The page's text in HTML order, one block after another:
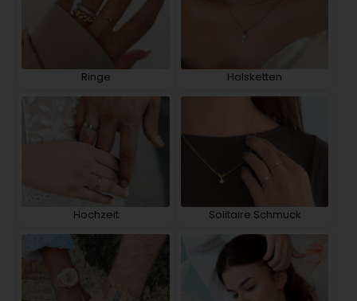
Ringe Halsketten
Hochzeit Solitaire Schmuck